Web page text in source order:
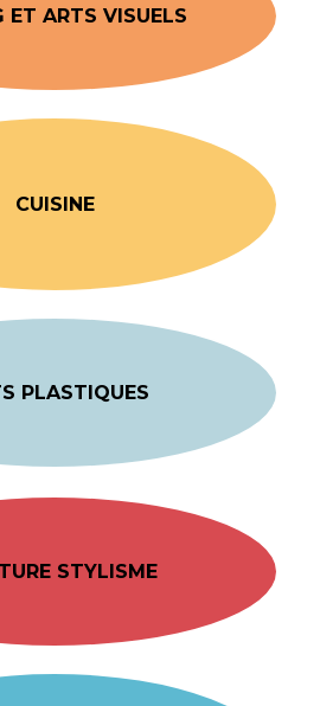
ET ARTS VISUELS
CUISINE
PLASTIQUES
STYLISME